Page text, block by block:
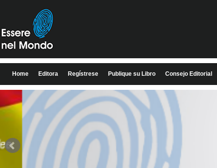
Home Editora Regístrese Publique su Libro Consejo Editorial